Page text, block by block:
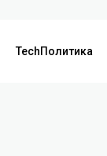
TechПолитика